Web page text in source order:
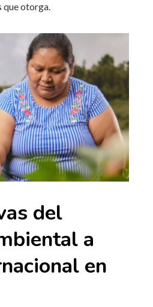
que otorga.
del
a
en